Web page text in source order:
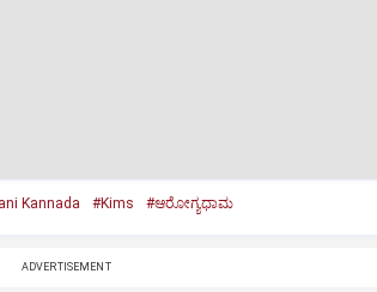
Kannada #Kims #ಆರೋಗ್ಯಧಾಮ
ADVERTISEMENT